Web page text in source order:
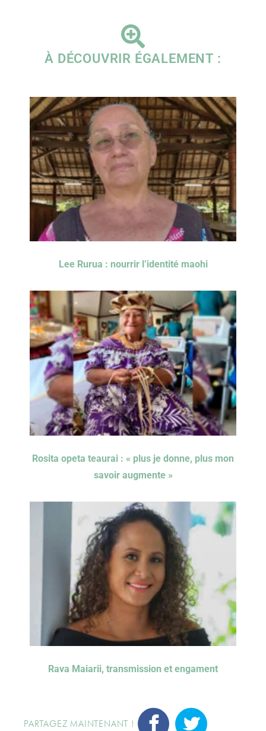
À DÉCOUVRIR ÉGALEMENT :
Lee Rurua : nourrir l’identité maohi
Rosita opeta teaurai : « plus je donne, plus mon
savoir augmente »
Rava Maiarii, transmission et engament
PARTAGEZ MAINTENANT !